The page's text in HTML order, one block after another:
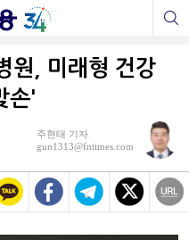
원, 미래형 건강
손'
주현태 기자
gun1313@fntimes.com